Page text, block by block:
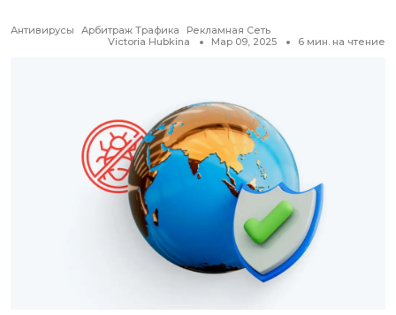
Антивирусы Арбитраж Трафика
Рекламная Сеть
Victoria Hubkina
Мар 09, 2025 6 мин. на чтение